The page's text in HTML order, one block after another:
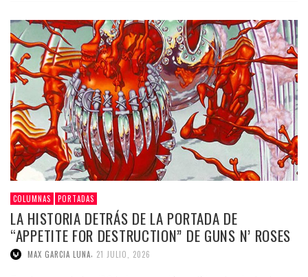
COLUMNAS PORTADAS
LA HISTORIA DETRÁS DE LA PORTADA DE
“APPETITE FOR DESTRUCTION” DE GUNS N’ ROSES
MAX GARCIA LUNA 21 JULIO, 2026